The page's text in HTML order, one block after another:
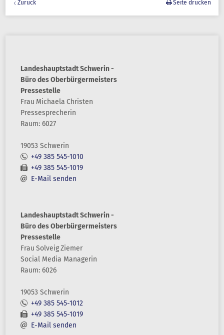
Zurück Seite drucken
Landeshauptstadt Schwerin -
Büro des Oberbürgermeisters
Pressestelle
Frau Michaela Christen
Pressesprecherin
Raum: 6027
19053 Schwerin
+49 385 545-1010
+49 385 545-1019
E-Mail senden
Landeshauptstadt Schwerin -
Büro des Oberbürgermeisters
Pressestelle
Frau SolveigZiemer
Social Media Managerin
Raum: 6026
19053 Schwerin
+49 385 545-1012
+49 385 545-1019
E-Mail senden